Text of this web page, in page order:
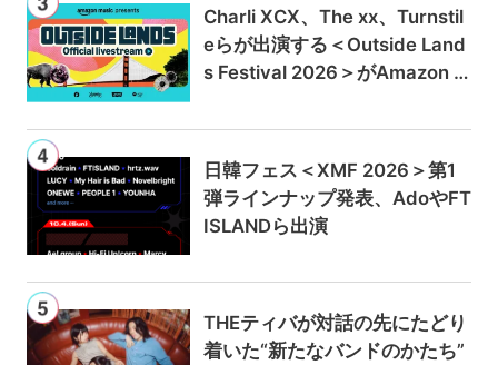
Charli XCX、The xx、Turnstil
eらが出演する＜Outside Land
s Festival 2026＞がAmazon M
ブ配信
日韓フェス＜XMF 2026＞第1
弾ラインナップ発表、AdoやFT
ISLANDら出演
THEティバが対話の先にたどり
着いた“新たなバンドのかたち”